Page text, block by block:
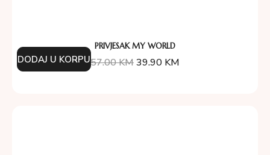
PRIVJESAK MY WORLD
57.00KM39.90 KM
DODAJ U KORPU